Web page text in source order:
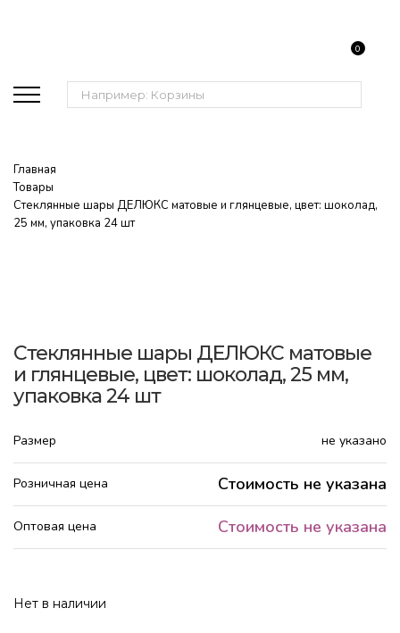
Поиск:
0
Главная
Товары
Стеклянные шары ДЕЛЮКС матовые и глянцевые, цвет: шоколад,
25 мм, упаковка 24 шт
Стеклянные шары ДЕЛЮКС матовые
и глянцевые, цвет: шоколад, 25 мм,
упаковка 24 шт
Размер не указано
Розничная цена Стоимость не указана
Оптовая цена Стоимость не указана
Нет в наличии